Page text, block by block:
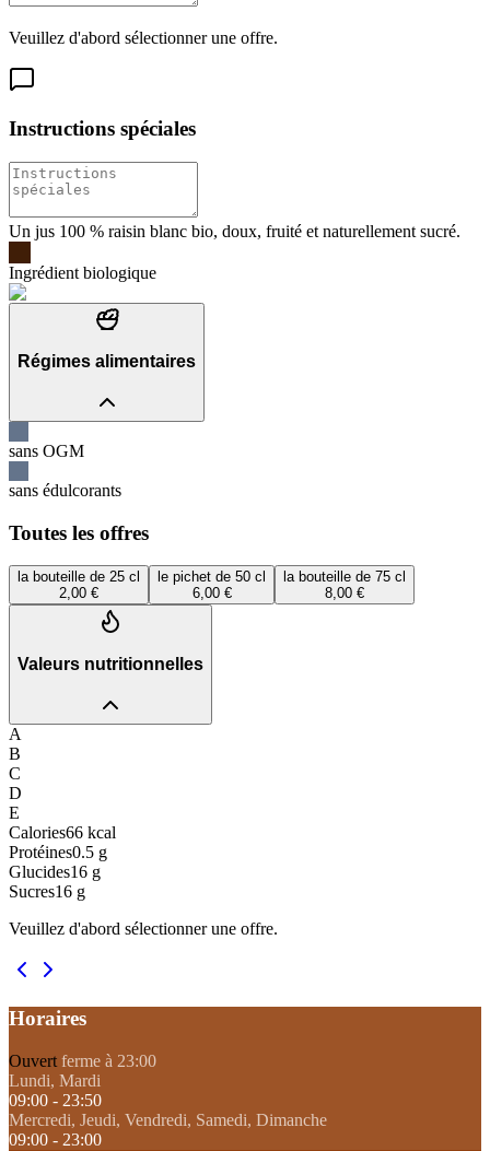
Veuillez d'abord sélectionner une offre.
Instructions spéciales
Un jus 100 % raisin blanc bio, doux, fruité et naturellement sucré.
Ingrédient biologique
Régimes alimentaires
sans OGM
sans édulcorants
Toutes les offres
la bouteille de 25 cl
2,00 €
le pichet de 50 cl
6,00 €
la bouteille de 75 cl
8,00 €
Valeurs nutritionnelles
A
B
C
D
E
Calories66 kcal
Protéines0.5 g
Glucides16 g
Sucres16 g
Veuillez d'abord sélectionner une offre.
Horaires
Ouvert ferme à 23:00
Lundi, Mardi
09:00 - 23:50
Mercredi, Jeudi, Vendredi, Samedi, Dimanche
09:00 - 23:00